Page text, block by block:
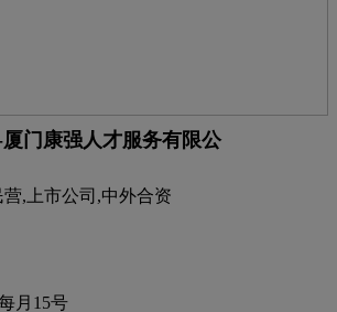
门康强人才服务有限公
营,上市公司,中外合资
月15号